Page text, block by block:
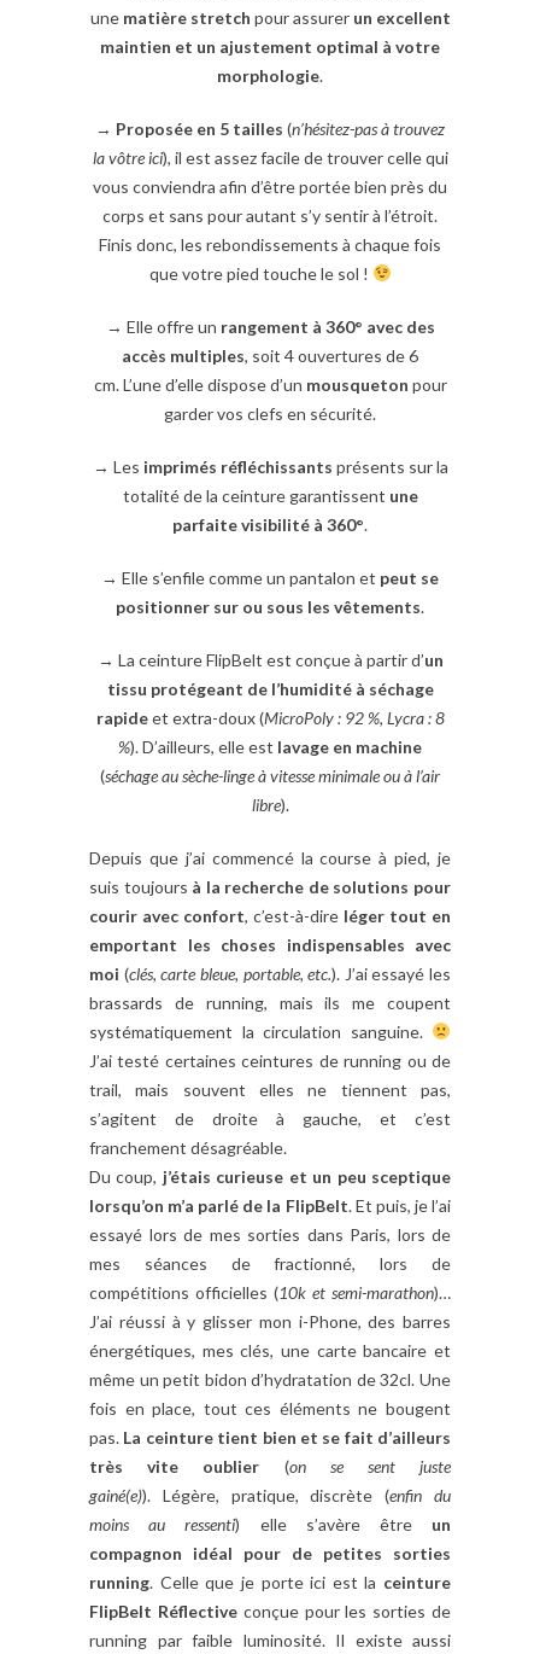
une matière stretch pour assurer un excellent
maintien et un ajustement optimal à votre
morphologie.
→ Proposée en 5 tailles (n’hésitez-pas à trouvez
la vôtre ici), il est assez facile de trouver celle qui
vous conviendra afin d’être portée bien près du
corps et sans pour autant s’y sentir à l’étroit.
Finis donc, les rebondissements à chaque fois
que votre pied touche le sol !
→ Elle offre un rangement à 360° avec des
accès multiples, soit 4 ouvertures de 6
cm. L’une d’elle dispose d’un mousqueton pour
garder vos clefs en sécurité.
→ Les imprimés réfléchissants présents sur la
totalité de la ceinture garantissent une
parfaitevisibilité à 360°.
→ Elle s’enfile comme un pantalon et peut se
positionner sur ou sous les vêtements.
→ La ceinture FlipBelt est conçue à partir d’un
tissu protégeant de l’humidité à séchage
rapideet extra-doux (MicroPoly : 92 %, Lycra : 8
%). D’ailleurs, elle est lavage en machine
(séchage au sèche-linge à vitesse minimale ou à l’air
libre).
Depuis que j’ai commencé la course à pied, je
suis toujours à la recherche de solutions pour
courir avec confort, c’est-à-dire léger tout en
emportant les choses indispensables avec
moi (clés, carte bleue, portable, etc.). J’ai essayé les
brassards de running, mais ils me coupent
systématiquement la circulation sanguine.
J’ai testé certaines ceintures de running ou de
trail, mais souvent elles ne tiennent pas,
s’agitent de droite à gauche, et c’est
franchement désagréable.
Du coup, j’étais curieuse et un peu sceptique
lorsqu’on m’a parlé de la FlipBelt. Et puis, je l’ai
essayé lors de mes sorties dans Paris, lors de
mes séances de fractionné, lors de
compétitions officielles (10k et semi-marathon)…
J’ai réussi à y glisser mon i-Phone, des barres
énergétiques, mes clés, une carte bancaire et
même un petit bidon d’hydratation de 32cl. Une
fois en place, tout ces éléments ne bougent
pas. La ceinture tient bien et se fait d’ailleurs
très vite oublier (on se sent juste
gainé(e)). Légère, pratique, discrète (enfin du
moins au ressenti) elle s’avère être un
compagnon idéal pour de petites sorties
running. Celle que je porte ici est la ceinture
FlipBelt Réflectiveconçue pour les sorties de
running par faible luminosité. Il existe aussi